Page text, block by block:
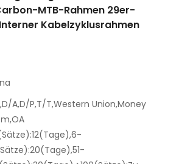
MTB-Rahmen 29er-
Kabelzyklusrahmen
A,D/P,T/T,Western Union,Money